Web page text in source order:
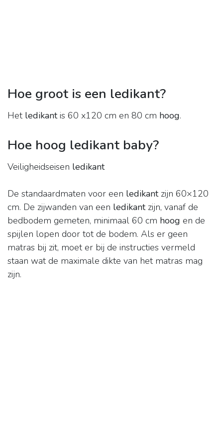
Hoe groot is een ledikant?
Het ledikantis 60 x120 cm en 80 cm hoog.
Hoe hoog ledikant baby?
Veiligheidseisen ledikant
De standaardmaten voor een ledikantzijn 60×120
cm. De zijwanden van een ledikantzijn, vanaf de
bedbodem gemeten, minimaal 60 cm hoog en de
spijlen lopen door tot de bodem. Als er geen
matras bij zit, moet er bij de instructies vermeld
staan wat de maximale dikte van het matras mag
zijn.